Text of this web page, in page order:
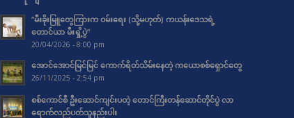
“မီးခိုးမြူတွေကြားက ဝမ်းရေး (သို့မဟုတ်) ကယန်းဒေသရဲ့
တောင်ယာ မီးရှို့ပွဲ”
20/04/2026 - 8:00 pm
အောင်အောင်မြင်မြင် ကောက်ရိတ်သိမ်းနေတဲ့ ကယောစစ်ရှောင်တွေ
26/11/2025 - 2:54 pm
စစ်ကောင်စီ ဦးဆောင်ကျင်းပတဲ့ တောင်ကြီးတန်ဆောင်တိုင်ပွဲ လာ
ရောက်လည်ပတ်သူနည်းပါး